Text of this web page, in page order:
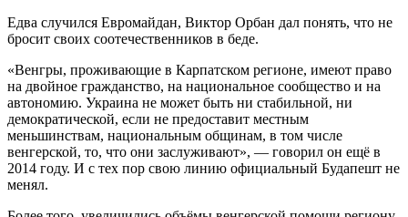
Едва случился Евромайдан, Виктор Орбан дал понять, что не
бросит своих соотечественников в беде.
«Венгры, проживающие в Карпатском регионе, имеют право
на двойное гражданство, на национальное сообщество и на
автономию. Украина не может быть ни стабильной, ни
демократической, если не предоставит местным
меньшинствам, национальным общинам, в том числе
венгерской, то, что они заслуживают», — говорил он ещё в
2014 году. И с тех пор свою линию официальный Будапешт не
менял.